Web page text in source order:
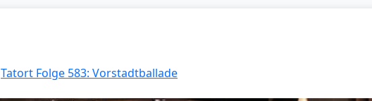
Tatort Folge 583: Vorstadtballade